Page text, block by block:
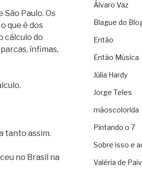
São Paulo. Os
que é dos
cálculo do
ínfimas,
tanto assim.
no Brasil na
Álvaro Vaz
Blague do
Então
Então Música
Júlia Hardy
Jorge Teles
mãoscolorida
Pintando o 7
Sobre isso e
Valéria de